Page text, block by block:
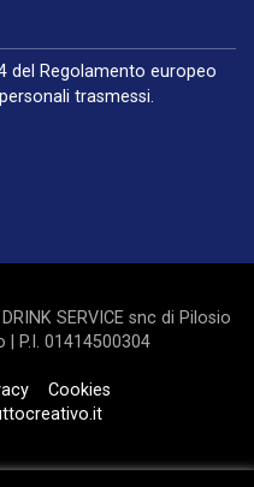
del Regolamento europeo
trasmessi.
DRINK SERVICE snc di Pilosio
| P.I. 01414500304
Cookies